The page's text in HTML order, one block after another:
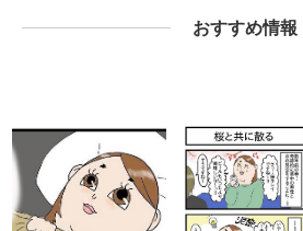
おすすめ情報